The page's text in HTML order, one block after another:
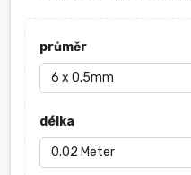
průměr
délka